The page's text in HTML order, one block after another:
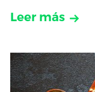
Leer más